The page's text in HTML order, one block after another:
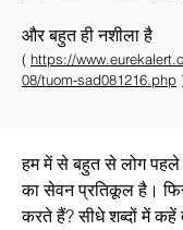
और बहुत ही नशीला है
( https://
08/tuom-sad081216.php
हम में से बहुत से लोग पहले
का सेवन प्रतिकूल है।
करते हैं? सीधे शब्दों में कहें